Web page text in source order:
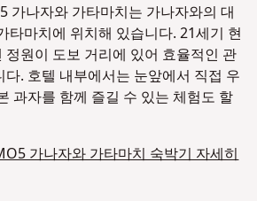
가나자와 가타마치는 가나자와의 대
타마치에 위치해 있습니다. 21세기 현
원이 도보 거리에 있어 효율적인 관
. 호텔 내부에서는 눈앞에서 직접 우
과자를 함께 즐길 수 있는 체험도 할
가나자와 가타마치 숙박기 자세히